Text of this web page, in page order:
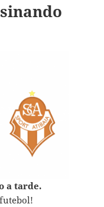
a tarde.